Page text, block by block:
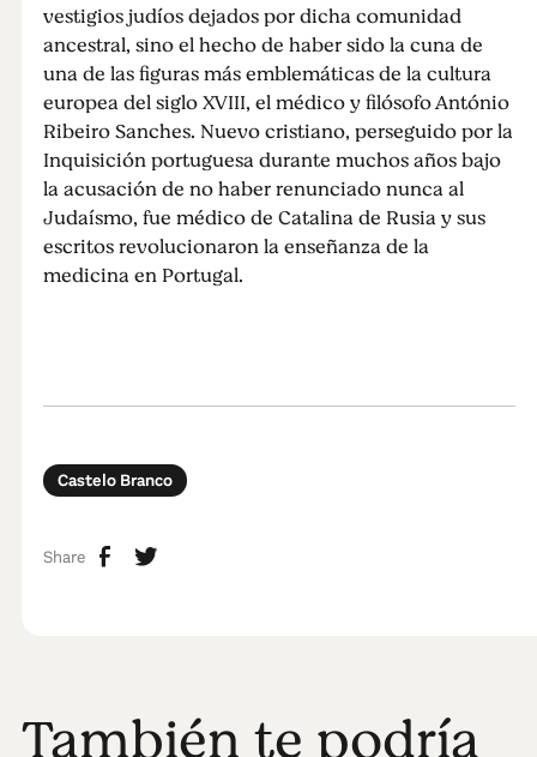
vestigios judíos dejados por dicha comunidad
ancestral, sino el hecho de haber sido la cuna de
una de las figuras más emblemáticas de la cultura
europea del siglo XVIII, el médico y filósofo António
Ribeiro Sanches. Nuevo cristiano, perseguido por la
Inquisición portuguesa durante muchos años bajo
la acusación de no haber renunciado nunca al
Judaísmo, fue médico de Catalina de Rusia y sus
escritos revolucionaron la enseñanza de la
medicina en Portugal.
Castelo Branco
Share
También te podría